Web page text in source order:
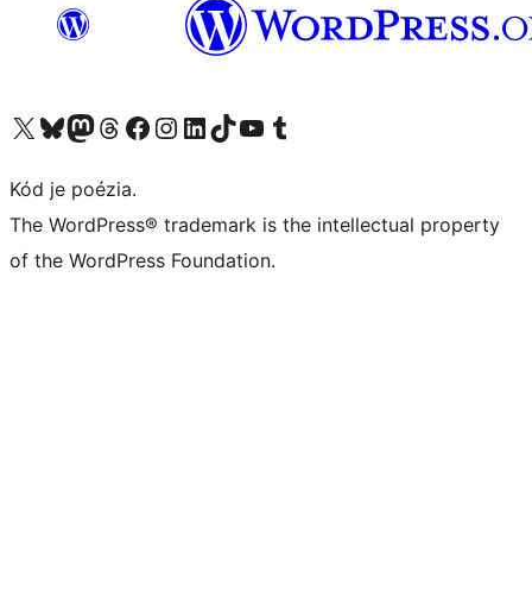
Navštívte náš účet na X (predtým Twitter)
Navštívte náš účet na platforme Bluesky
Navštívte náš účet na Mastodone
Navštívte náš účet na platforme Threads
Navštívte našu stránku na Facebooku
Navštívte náš účet Instagram
Navštívte náš účet LinkedIn
Navštívte náš účet na platforme TikTok
Navštívte náš kanál YouTube
Navštívte náš účet na platforme Tumblr
Kód je poézia.
The WordPress® trademark is the intellectual property
of the WordPress Foundation.